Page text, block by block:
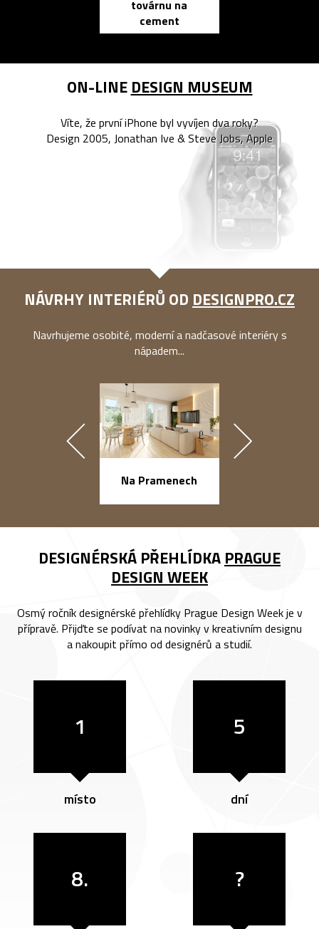
továrnu na
cement
ON-LINE DESIGN MUSEUM
Víte, že první iPhone byl vyvíjen dva roky?
Design 2005, Jonathan Ive & Steve Jobs, Apple
NÁVRHY INTERIÉRŮ OD DESIGNPRO.CZ
Navrhujeme osobité, moderní a nadčasové interiéry s
nápadem...
Na Pramenech
DESIGNÉRSKÁ PŘEHLÍDKA PRAGUE
DESIGN WEEK
Osmý ročník designérské přehlídky Prague Design Week je v
přípravě. Přijďte se podívat na novinky v kreativním designu
a nakoupit přímo od designérů a studií.
1
místo
5
dní
8. ?